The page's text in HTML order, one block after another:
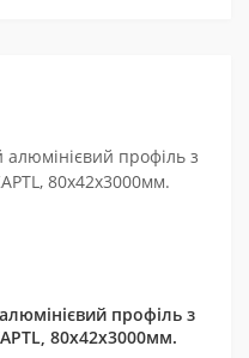
профіль з
80х42x3000мм.